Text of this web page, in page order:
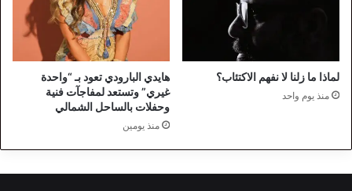
لماذا ما زلنا لا نفهم الاكتئاب؟
منذ يوم واحد
هايدي البارودي تعود بـ “واحدة
غيري” وتستعد لمفاجآت فنية
وحفلات بالساحل الشمالي
منذ يومين